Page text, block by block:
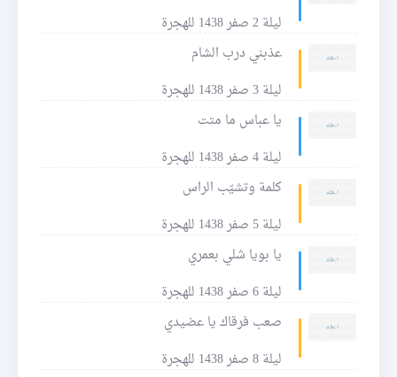
ليلة 2 صفر 1438 للهجرة
عذبني درب الشام
ليلة 3 صفر 1438 للهجرة
يا عباس ما متت
ليلة 4 صفر 1438 للهجرة
كلمة وتشيّب الراس
ليلة 5 صفر 1438 للهجرة
يا بويا شلي بعمري
ليلة 6 صفر 1438 للهجرة
صعب فرقاك يا عضيدي
ليلة 8 صفر 1438 للهجرة